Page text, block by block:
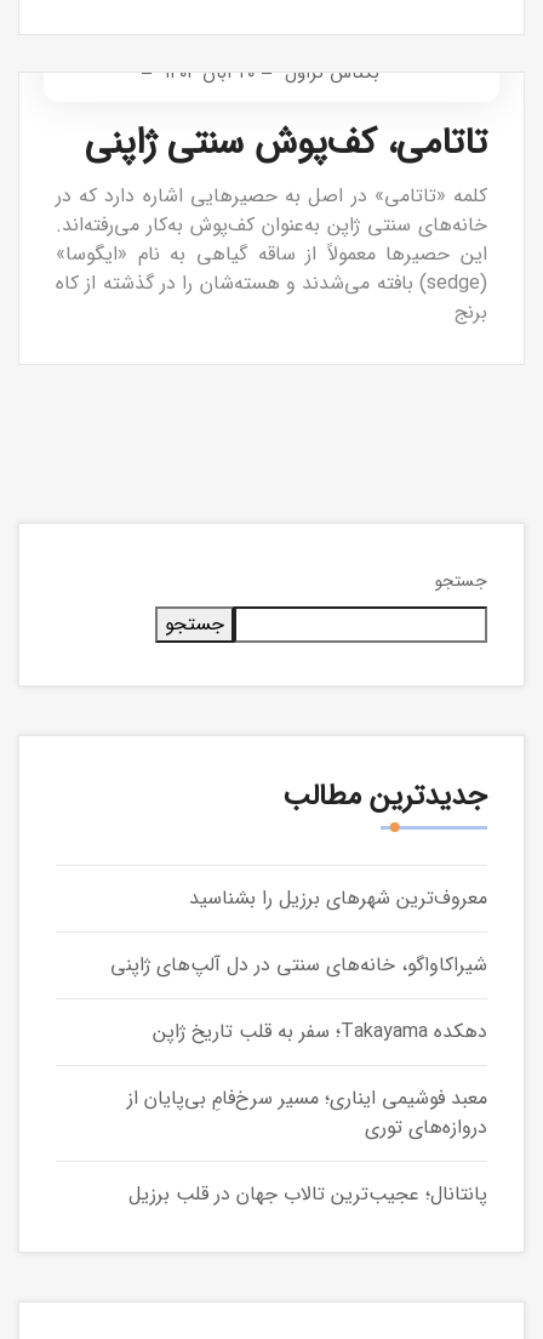
بکتاش تراول ۲۰ آبان ۱۴۰۴
تاتامی، کف‌پوش سنتی ژاپنی
کلمه «تاتامی» در اصل به حصیرهایی اشاره دارد که در
خانه‌های سنتی ژاپن به‌عنوان کف‌پوش به‌کار می‌رفته‌اند.
این حصیرها معمولاً از ساقه گیاهی به نام «ایگوسا»
(sedge) بافته می‌شدند و هسته‌شان را در گذشته از کاه
برنج
جستجو
جستجو
جدیدترین مطالب
معروف‌ترین شهرهای برزیل را بشناسید
شیراکاواگو، خانه‌های سنتی در دل آلپ‌های ژاپنی
دهکده Takayama؛ سفر به قلب تاریخ ژاپن
معبد فوشیمی ایناری؛ مسیر سرخ‌فامِ بی‌پایان از
دروازه‌های توری
پانتانال؛ عجیب‌ترین تالاب جهان در قلب برزیل